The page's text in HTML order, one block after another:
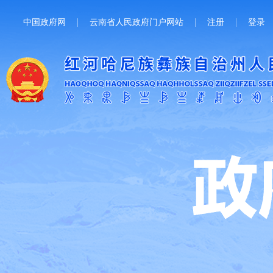
中国政府网 云南省人民政府门户网站 注册 登录